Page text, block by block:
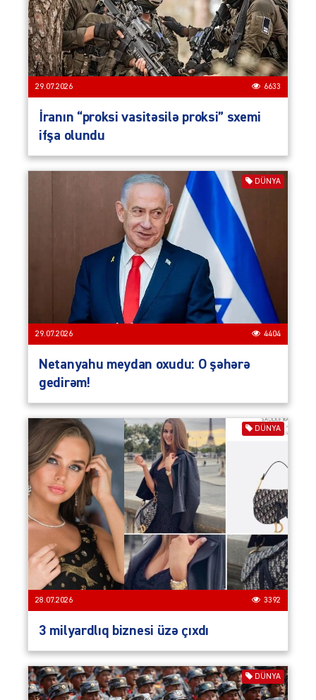
29.07.2026 6633
İranın “proksi vasitəsilə proksi” sxemi
ifşa olundu
DÜNYA
29.07.2026 4404
Netanyahu meydan oxudu: O şəhərə
gedirəm!
DÜNYA
28.07.2026 3392
3 milyardlıq biznesi üzə çıxdı
DÜNYA